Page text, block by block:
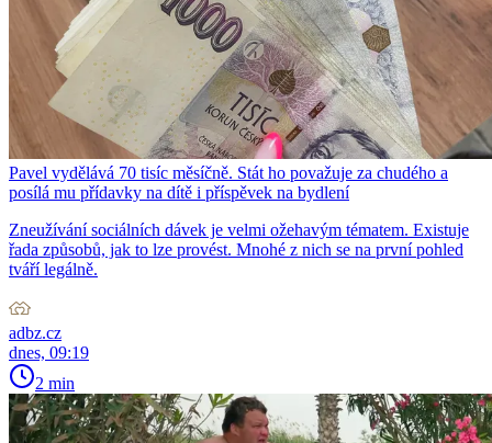
Pavel vydělává 70 tisíc měsíčně. Stát ho považuje za chudého a
posílá mu přídavky na dítě i příspěvek na bydlení
Zneužívání sociálních dávek je velmi ožehavým tématem. Existuje
řada způsobů, jak to lze provést. Mnohé z nich se na první pohled
tváří legálně.
adbz.cz
dnes, 09:19
2 min